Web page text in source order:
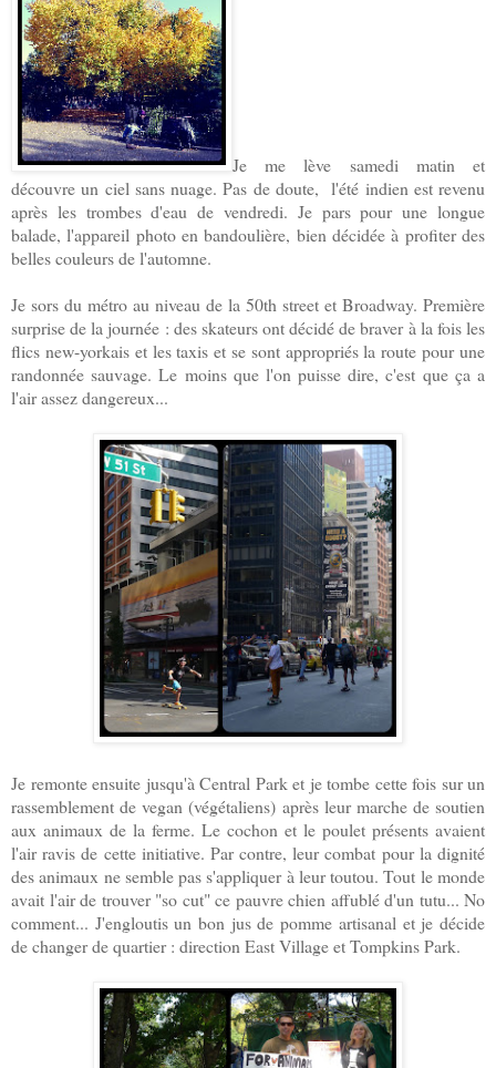
Je me lève samedi matin et
découvre un ciel sans nuage. Pas de doute, l'été indien est revenu
après les trombes d'eau de vendredi. Je pars pour une longue
balade, l'appareil photo en bandoulière, bien décidée à profiter des
belles couleurs de l'automne.
Je sors du métro au niveau de la 50th street et Broadway. Première
surprise de la journée : des skateurs ont décidé de braver à la fois les
flics new-yorkais et les taxis et se sont appropriés la route pour une
randonnée sauvage. Le moins que l'on puisse dire, c'est que ça a
l'air assez dangereux...
Je remonte ensuite jusqu'à Central Park et je tombe cette fois sur un
rassemblement de vegan (végétaliens) après leur marche de soutien
aux animaux de la ferme. Le cochon et le poulet présents avaient
l'air ravis de cette initiative. Par contre, leur combat pour la dignité
des animaux ne semble pas s'appliquer à leur toutou. Tout le monde
avait l'air de trouver "so cut" ce pauvre chien affublé d'un tutu... No
comment... J'engloutis un bon jus de pomme artisanal et je décide
de changer de quartier : direction East Village et Tompkins Park.